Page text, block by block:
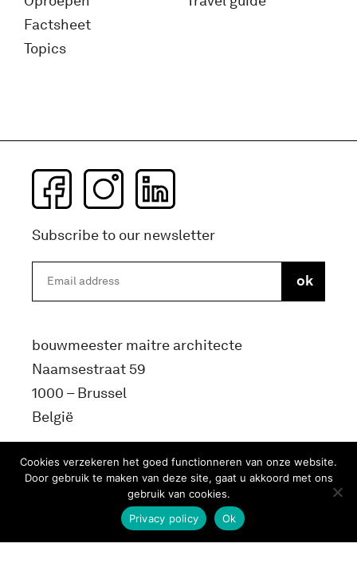
Factsheet
Topics
Subscribe to our newsletter
bouwmeester maitre architecte
Naamsestraat 59
1000 – Brussel
België
info@bma.brussels
Cookies verzekeren het goed functionneren van onze website.
Door gebruik te maken van deze site, gaat u akkoord met ons
gebruik van cookies.
Ok
Privacy policy